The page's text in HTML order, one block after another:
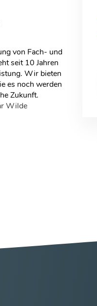
von Fach- und
seit 10 Jahren
Wir bieten
es noch werden
Zukunft.
Wilde